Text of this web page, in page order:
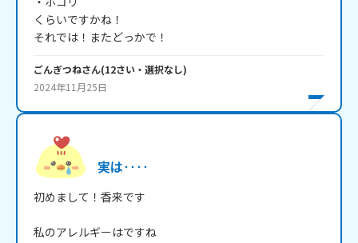
くらいですかね！
それでは！またどっかで！
ごんぎつねさん(12さい・ 選択なし)
2024年11月25日
実は‥‥
初めまして！香来です
私のアレルギーはですね